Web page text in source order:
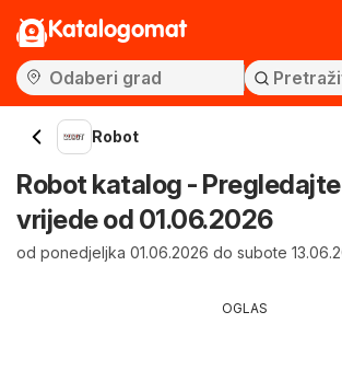
Katalogomat
Robot
Robot katalog -
vrijede od 01.06.2026
od ponedjeljka 01.06.2026 do subote
OGLAS